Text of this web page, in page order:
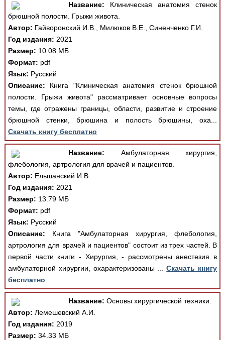
Название: Клиническая анатомия стенок
брюшной полости. Грыжи живота.
Автор: Гайворонский И.В., Милюков В.Е., Синенченко Г.И.
Год издания: 2021
Размер: 10.08 МБ
Формат: pdf
Язык: Русский
Описание: Книга "Клиническая анатомия стенок брюшной
полости. Грыжи живота" рассматривает основные вопросы
темы, где отражены границы, области, развитие и строение
брюшной стенки, брюшина и полость брюшины, оха...
Скачать книгу бесплатно
Название: Амбулаторная хирургия,
флебология, артрология для врачей и пациентов.
Автор: Ельшанский И.В.
Год издания: 2021
Размер: 13.79 МБ
Формат: pdf
Язык: Русский
Описание: Книга "Амбулаторная хирургия, флебология,
артрология для врачей и пациентов" состоит из трех частей. В
первой части книги - Хирургия, - рассмотрены анестезия в
амбулаторной хирургии, охарактеризованы ...Скачать книгу
бесплатно
Название: Основы хирургической техники.
Автор: Лемешевский А.И.
Год издания: 2019
Размер: 34.33 МБ